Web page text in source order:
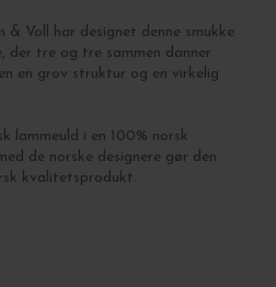
& Voll har designet denne smukke
der tre og tre sammen danner
en grov struktur og en virkelig
lammeuld i en 100% norsk
de norske designere gør den
kvalitetsprodukt.